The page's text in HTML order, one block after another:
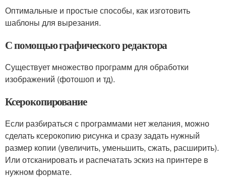
Оптимальные и простые способы, как изготовить
шаблоны для вырезания.
С помощью графического редактора
Существует множество программ для обработки
изображений (фотошоп и тд).
Ксерокопирование
Если разбираться с программами нет желания, можно
сделать ксерокопию рисунка и сразу задать нужный
размер копии (увеличить, уменьшить, сжать, расширить).
Или отсканировать и распечатать эскиз на принтере в
нужном формате.